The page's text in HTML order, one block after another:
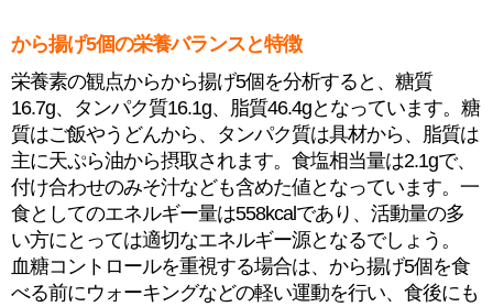
から揚げ5個の栄養バランスと特徴
栄養素の観点からから揚げ5個を分析すると、糖質
16.7g、タンパク質16.1g、脂質46.4gとなっています。糖
質はご飯やうどんから、タンパク質は具材から、脂質は
主に天ぷら油から摂取されます。食塩相当量は2.1gで、
付け合わせのみそ汁なども含めた値となっています。一
食としてのエネルギー量は558kcalであり、活動量の多
い方にとっては適切なエネルギー源となるでしょう。
血糖コントロールを重視する場合は、から揚げ5個を食
べる前にウォーキングなどの軽い運動を行い、食後にも